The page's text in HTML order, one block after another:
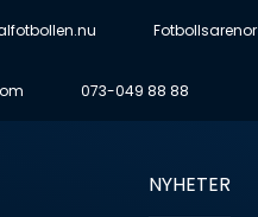
Fotbollsarenor
073-049 88 88
NYHETER